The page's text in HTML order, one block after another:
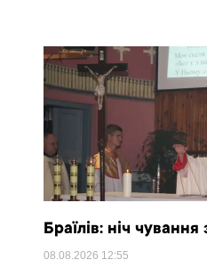
Браїлів: ніч
08.08.2026 12:55